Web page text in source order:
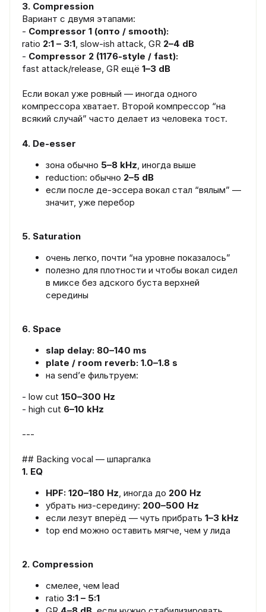
3. Compression
Вариант с двумя этапами:
- Compressor 1 (опто / smooth):
ratio 2:1 – 3:1, slow-ish attack, GR 2–4 dB
- Compressor 2 (1176-style / fast):
fast attack/release, GR ещё 1–3 dB
Если вокал уже ровный — иногда одного
компрессора хватает. Второй компрессор “на
всякий случай” часто делает из человека тост.
4. De-esser
зона обычно 5–8 kHz, иногда выше
reduction: обычно 2–5 dB
если после де-эссера вокал стал “вялым” —
значит, уже перебор
5. Saturation
очень легко, почти “на уровне показалось”
полезно для плотности и чтобы вокал сидел
в миксе без адского буста верхней
середины
6. Space
slap delay: 80–140 ms
plate / room reverb: 1.0–1.8 s
на send’е фильтруем:
- low cut 150–300 Hz
- high cut 6–10 kHz
---
## Backing vocal — шпаргалка
1. EQ
HPF: 120–180 Hz, иногда до 200 Hz
убрать низ-середину: 200–500 Hz
если лезут вперёд — чуть прибрать 1–3 kHz
top end можно оставить мягче, чем у лида
2. Compression
смелее, чем lead
ratio 3:1 – 5:1